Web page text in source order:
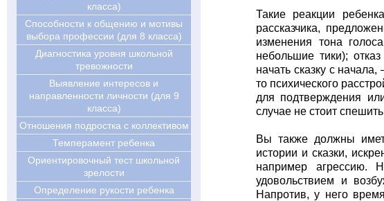
Такие реакции
рассказчика,
изменения тона
небольшие тики);
начать сказку с
то психического
для подтверждения
случае не стоит
Вы также должны
истории и сказки,
например агрессию.
удовольствием и
Напротив, у него
класса)
Cпособности к общению и мотивы
выбора профессии (для 8 класса)
Диагностика уровня школьной
тревожности
Выявление интересов и
направленности личности (для 9
класса)
Отношения подростка с коллективом
Темперамент ребенка
Ориентировочный тест школьной
зрелости
Определение рукости ребенка